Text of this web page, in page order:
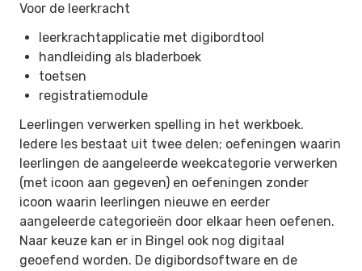
Voor de leerkracht
leerkrachtapplicatie met digibordtool
handleiding als bladerboek
toetsen
registratiemodule
Leerlingen verwerken spelling in het werkboek.
Iedere les bestaat uit twee delen; oefeningen waarin
leerlingen de aangeleerde weekcategorie verwerken
(met icoon aan gegeven) en oefeningen zonder
icoon waarin leerlingen nieuwe en eerder
aangeleerde categorieën door elkaar heen oefenen.
Naar keuze kan er in Bingel ook nog digitaal
geoefend worden. De digibordsoftware en de